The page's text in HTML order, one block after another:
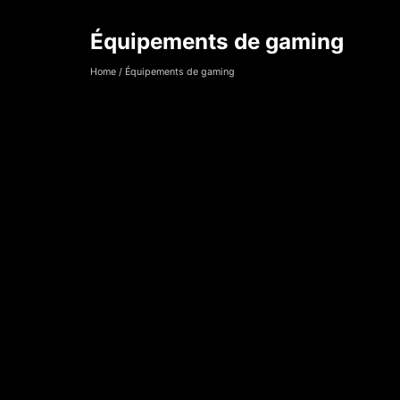
Équipements de
Équipements de gaming
Home/ Équipements de gaming